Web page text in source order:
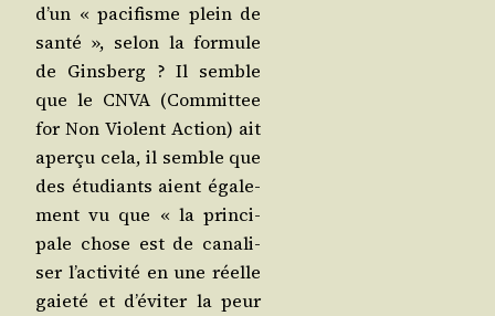
d’un « paci­fisme plein de
san­té », selon la for­mule
de Gins­berg ? Il semble
que le CNVA (Com­mit­tee
for Non Violent Action) ait
aper­çu cela, il semble que
des étu­diants aient éga­le­
ment vu que « la prin­ci­
pale chose est de cana­li­
ser l’activité en une réelle
gaie­té et d’éviter la peur